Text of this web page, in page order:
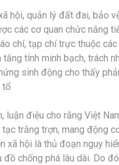
hội, quản lý đất đai, bảo
các cơ quan chức năng
chí, tạp chí trực thuộc
tính minh bạch, trách
sinh động cho thấy
tổ
điệu cho rằng Việt
trắng trợn, mang động
hội là thủ đoạn nguy
chống phá lâu dài. Do